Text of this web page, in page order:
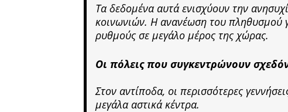
Τα δεδομένα αυτά ενισχύουν την
κοινωνιών. Η ανανέωση του πληθυσμού
ρυθμούς σε μεγάλο μέρος της χώρας.
Οι πόλεις που συγκεντρώνουν σχεδόν
Στον αντίποδα, οι περισσότερες
μεγάλα αστικά κέντρα.